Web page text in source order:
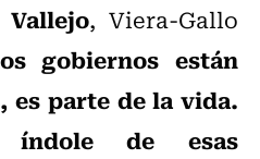
Vallejo, Viera-Gallo
gobiernos están
es parte de la vida.
índole de esas